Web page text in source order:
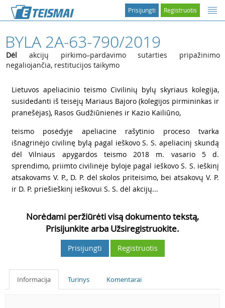
Registruotis
Prisijungti
BYLA 2A-63-790/2019
Dėl akcijų pirkimo–pardavimo sutarties pripažinimo
negaliojančia, restitucijos taikymo
Lietuvos apeliacinio teismo Civilinių bylų skyriaus kolegija,
susidedanti iš teisėjų Mariaus Bajoro (kolegijos pirmininkas ir
pranešėjas), Rasos Gudžiūnienės ir Kazio Kailiūno,
teismo posėdyje apeliacine rašytinio proceso tvarka
išnagrinėjo civilinę bylą pagal ieškovo S. S. apeliacinį skundą
dėl Vilniaus apygardos teismo 2018 m. vasario 5 d.
sprendimo, priimto civilinėje byloje pagal ieškovo S. S. ieškinį
atsakovams V. P., D. P. dėl skolos priteisimo, bei atsakovų V. P.
ir D. P. priešieškinį ieškovui S. S. dėl akcijų...
Norėdami peržiūrėti visą dokumento tekstą,
Prisijunkite arba Užsiregistruokite.
Prisijungti Registruotis
Informacija Turinys Komentarai